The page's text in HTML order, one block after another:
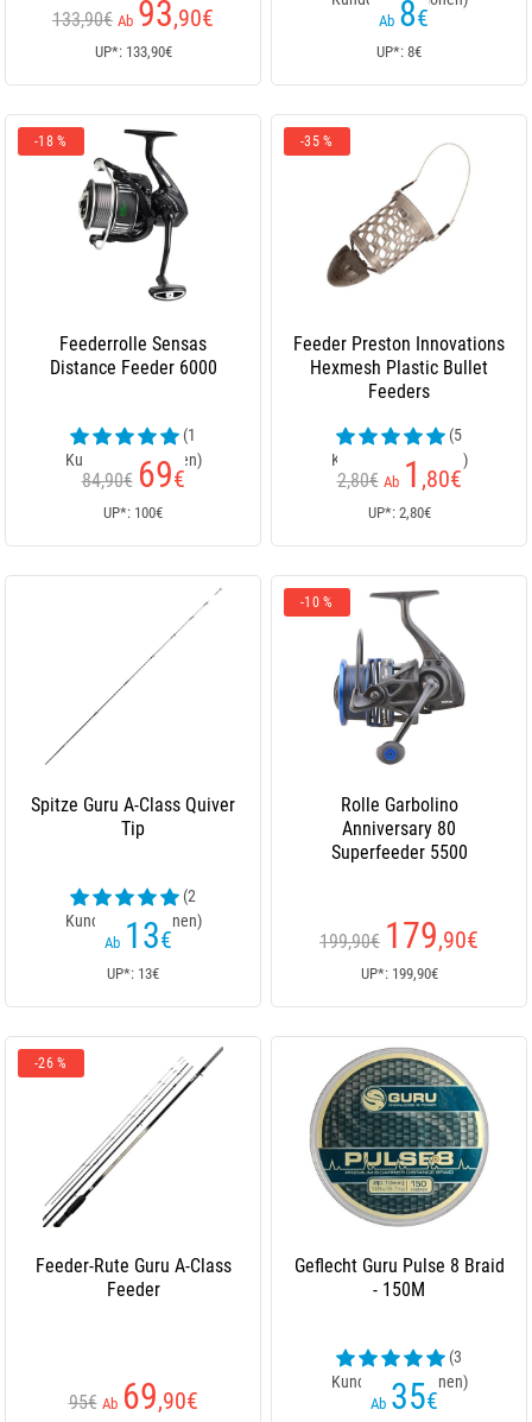
133,90€ Ab 93,90€
UP*: 133,90€
Ab 8€
UP*: 8€
-18 %
Feederrolle Sensas
Distance Feeder 6000
(1
Kundenrezensionen)
84,90€ 69€
UP*: 100€
-35 %
Feeder Preston Innovations
Hexmesh Plastic Bullet
Feeders
(5
Kundenrezensionen)
2,80€ Ab 1 ,80€
UP*: 2,80€
Spitze Guru A-Class Quiver
Tip
(2
Kundenrezensionen)
Ab 13€
UP*: 13€
-10 %
Rolle Garbolino
Anniversary 80
Superfeeder 5500
199,90€ 179,90€
UP*: 199,90€
-26 %
Feeder-Rute Guru A-Class
Feeder
95€ Ab 69,90€
Geflecht Guru Pulse 8 Braid
- 150M
(3
Kundenrezensionen)
Ab 35€